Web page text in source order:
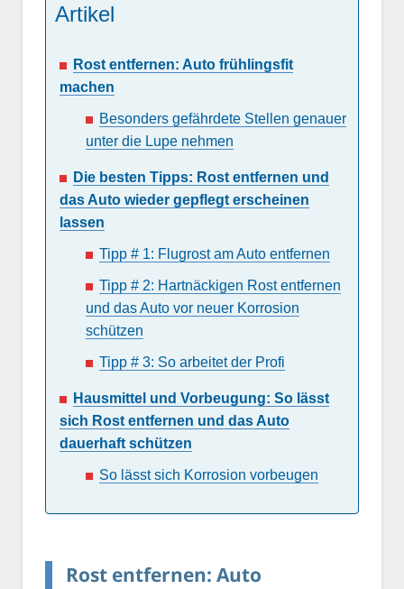
Artikel
Rost entfernen: Auto frühlingsfit
machen
Besonders gefährdete Stellen genauer
unter die Lupe nehmen
Die besten Tipps: Rost entfernen und
das Auto wieder gepflegt erscheinen
lassen
Tipp # 1: Flugrost am Auto entfernen
Tipp # 2: Hartnäckigen Rost entfernen
und das Auto vor neuer Korrosion
schützen
Tipp # 3: So arbeitet der Profi
Hausmittel und Vorbeugung: So lässt
sich Rost entfernen und das Auto
dauerhaft schützen
So lässt sich Korrosion vorbeugen
Rost entfernen: Auto